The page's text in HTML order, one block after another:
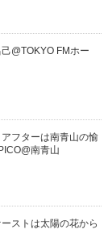
@TOKYO FMホー
フターは南青山の愉
南青山
ストは太陽の花から